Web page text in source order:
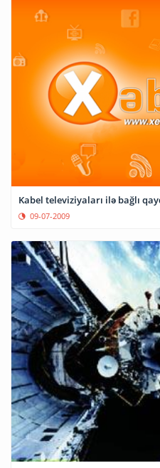
Kabel televiziyaları ilə bağlı
09-07-2009